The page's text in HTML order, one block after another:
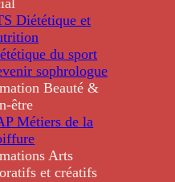
Diététique et
du sport
sophrologue
Beauté &
être
Métiers de la
Arts
et créatifs